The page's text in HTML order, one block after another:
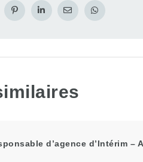
d’agence d’Intérim –